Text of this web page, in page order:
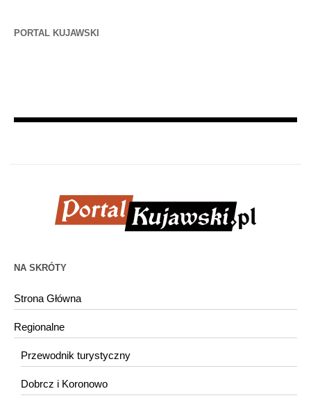
PORTAL KUJAWSKI
NA SKRÓTY
Strona Główna
Regionalne
Przewodnik turystyczny
Dobrcz i Koronowo